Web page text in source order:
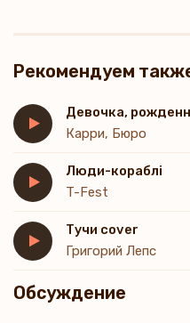
Рекомендуем
Девочка,
Карри, Бюро
Люди-кораблі
T-Fest
Тучи cover
Григорий Лепс
Обсуждение